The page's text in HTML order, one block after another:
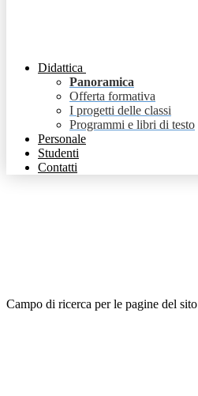
Didattica
Panoramica
Offerta formativa
I progetti delle classi
Programmi e libri di testo
Personale
Studenti
Contatti
Campo di ricerca per le pagine del sito